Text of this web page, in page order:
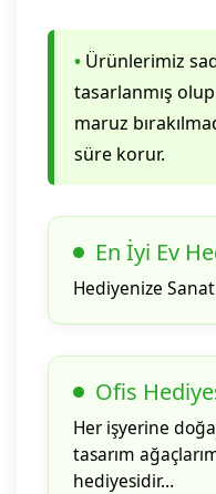
• Ürünlerimiz
tasarlanmış
maruz
süre korur.
En İyi Ev
Hediyenize
Ofis
Her işyerine
tasarım
hediyesidir…